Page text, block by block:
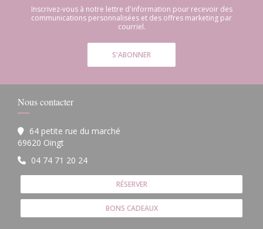
Inscrivez-vous à notre lettre d'information pour recevoir des
communications personnalisées et des offres marketing par
courriel.
S'ABONNER
Nous contacter
64 petite rue du marché
69620 Oingt
04 74 71 20 24
RÉSERVER
BONS CADEAUX